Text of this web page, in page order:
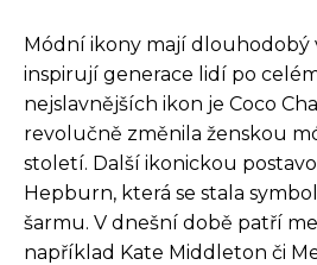
Módní ikony mají dlouhodobý
inspirují generace lidí po
nejslavnějších ikon je Coco
revolučně změnila ženskou
století. Další ikonickou
Hepburn, která se stala
šarmu. V dnešní době patří
například Kate Middleton či